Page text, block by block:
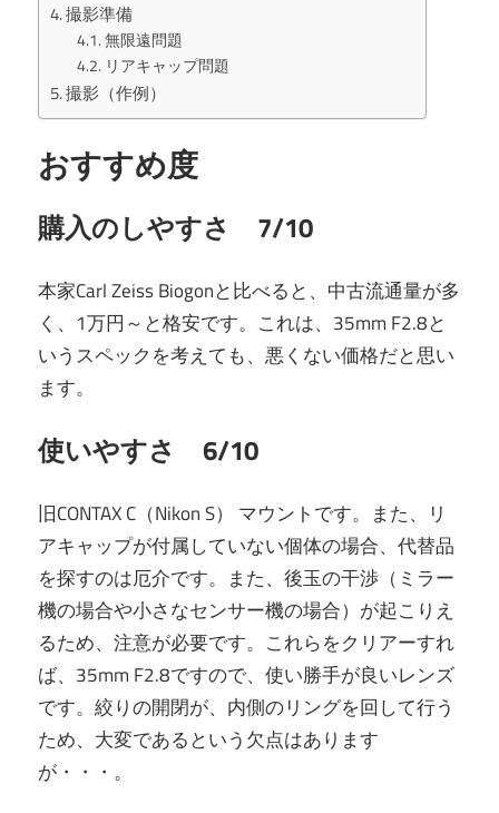
撮影準備
無限遠問題
リアキャップ問題
撮影（作例）
おすすめ度
購入のしやすさ 7/10
本家Carl Zeiss Biogonと比べると、中古流通量が多
く、1万円～と格安です。これは、35mm F2.8と
いうスペックを考えても、悪くない価格だと思い
ます。
使いやすさ 6/10
旧CONTAX C（Nikon S） マウントです。また、リ
アキャップが付属していない個体の場合、代替品
を探すのは厄介です。また、後玉の干渉（ミラー
機の場合や小さなセンサー機の場合）が起こりえ
るため、注意が必要です。これらをクリアーすれ
ば、35mm F2.8ですので、使い勝手が良いレンズ
です。絞りの開閉が、内側のリングを回して行う
ため、大変であるという欠点はあります
が・・・。